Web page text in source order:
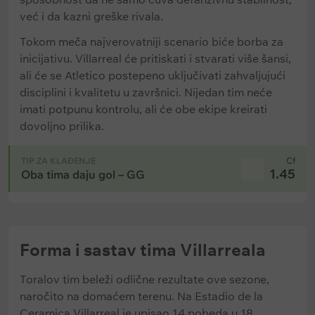
već i da kazni greške rivala.
Tokom meča najverovatniji scenario biće borba za
inicijativu. Villarreal će pritiskati i stvarati više šansi,
ali će se Atletico postepeno uključivati zahvaljujući
disciplini i kvalitetu u završnici. Nijedan tim neće
imati potpunu kontrolu, ali će obe ekipe kreirati
dovoljno prilika.
TIP ZA KLAĐENJE
Oba tima daju gol – GG
Cf
1.45
Forma i sastav tima Villarreala
Toralov tim beleži odlične rezultate ove sezone,
naročito na domaćem terenu. Na Estadio de la